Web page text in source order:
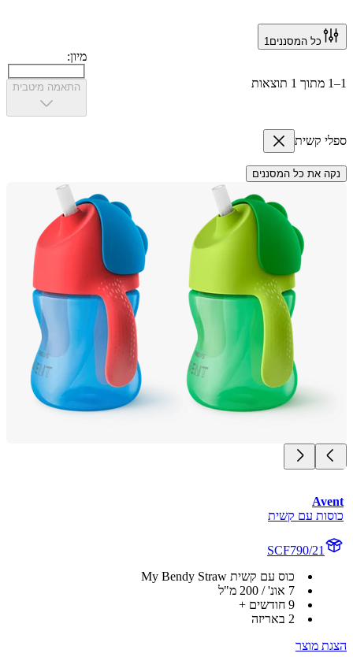
כל המסננים1
התאמה מיטבית
קשית
את כל המסננים
עם קשית
SCF790/21
כוס עם קשית My Bendy Straw
מוצר